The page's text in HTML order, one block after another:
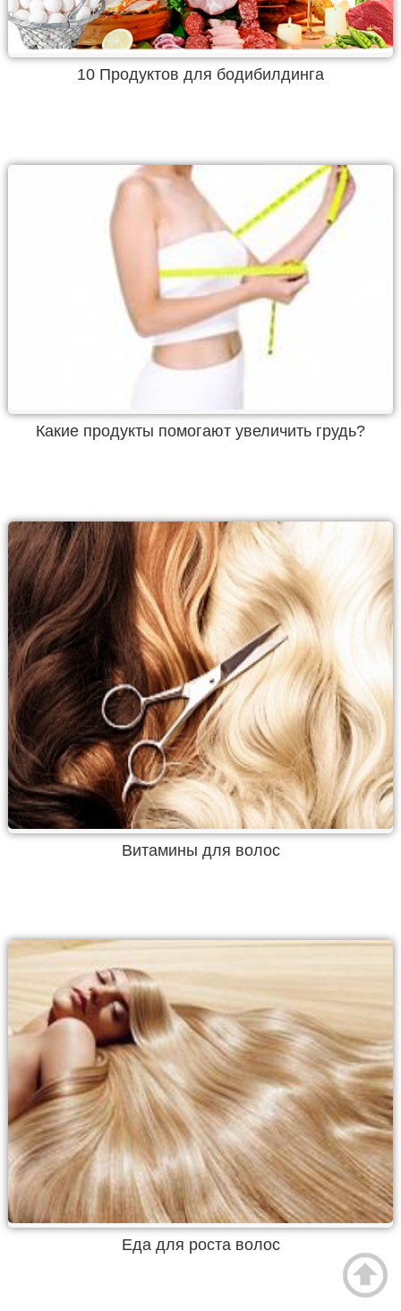
10 Продуктов для бодибилдинга
Какие продукты помогают увеличить грудь?
Витамины для волос
Еда для роста волос